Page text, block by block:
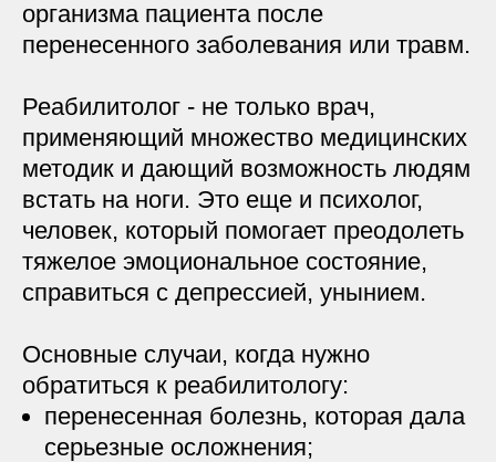
организма пациента после
перенесенного заболевания или травм.
Реабилитолог - не только врач,
применяющий множество медицинских
методик и дающий возможность людям
встать на ноги. Это еще и психолог,
человек, который помогает преодолеть
тяжелое эмоциональное состояние,
справиться с депрессией, унынием.
Основные случаи, когда нужно
обратиться к реабилитологу:
перенесенная болезнь, которая дала
серьезные осложнения;